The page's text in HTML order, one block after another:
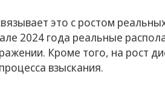
это с ростом
2024 года реальные
Кроме того, на рост
взыскания.